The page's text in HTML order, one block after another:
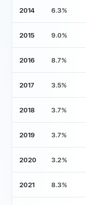
2014 6.3%
2015 9.0%
2016 8.7%
2017 3.5%
2018 3.7%
2019 3.7%
2020 3.2%
2021 8.3%